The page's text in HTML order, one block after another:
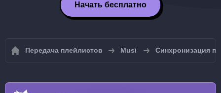
Начать бесплатно
Передача плейлистов Musi Синхронизация